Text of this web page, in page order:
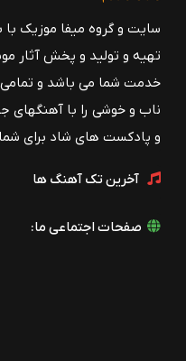
تهیه و تولید و پخش آثار
خدمت شما می باشد و
ناب و خوشی را با
و پادکست های شاد برای شما
آخرین تک آهنگ ها
صفحات اجتماعی ما: